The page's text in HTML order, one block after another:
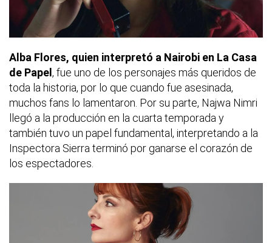
Alba Flores, quien interpretó a Nairobi en La Casa
de Papel , fue uno de los personajes más queridos de
toda la historia, por lo que cuando fue asesinada,
muchos fans lo lamentaron. Por su parte, Najwa Nimri
llegó a la producción en la cuarta temporada y
también tuvo un papel fundamental, interpretando a la
Inspectora Sierra terminó por ganarse el corazón de
los espectadores.